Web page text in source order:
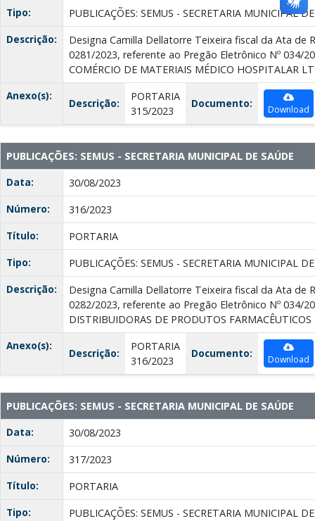
Tipo:
PUBLICAÇÕES: SEMUS - SECRETARIA MUNICIPAL
Descrição:
Designa Camilla Dellatorre Teixeira fiscal da Ata de
0281/2023, referente ao Pregão Eletrônico Nº 034/
COMÉRCIO DE MATERIAIS MÉDICO HOSPITALAR
Anexo(s):
Descrição:
PORTARIA
315/2023
Documento: Download
PUBLICAÇÕES: SEMUS - SECRETARIA MUNICIPAL DE SAÚDE
Data:
30/08/2023
Número:
316/2023
Título:
PORTARIA
Tipo:
PUBLICAÇÕES: SEMUS - SECRETARIA MUNICIPAL
Descrição:
Designa Camilla Dellatorre Teixeira fiscal da Ata de
0282/2023, referente ao Pregão Eletrônico Nº 034/
DISTRIBUIDORAS DE PRODUTOS
Anexo(s):
Descrição:
PORTARIA
316/2023
Documento: Download
PUBLICAÇÕES: SEMUS - SECRETARIA MUNICIPAL DE SAÚDE
Data:
30/08/2023
Número:
317/2023
Título:
PORTARIA
Tipo:
PUBLICAÇÕES: SEMUS - SECRETARIA MUNICIPAL